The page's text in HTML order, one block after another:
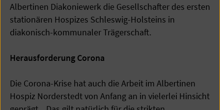
Albertinen Diakoniewerk die Gesellschafter des ersten
stationären Hospizes Schleswig-Holsteins in
diakonisch-kommunaler Trägerschaft.
Herausforderung Corona
Die Corona-Krise hat auch die Arbeit im Albertinen
Hospiz Norderstedt von Anfang an in vielerlei Hinsicht